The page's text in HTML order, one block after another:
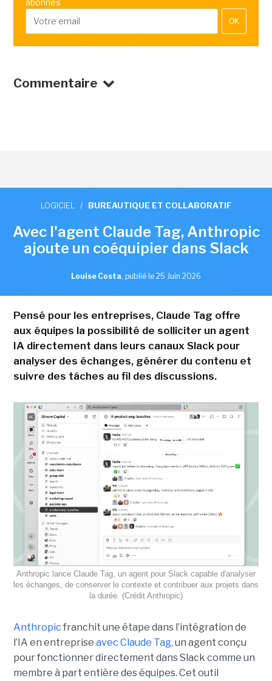
abonnés
OK
Commentaire
LOGICIEL / BUREAUTIQUE ET COLLABORATIF
Avec l'agent Claude Tag, Anthropic
ajoute un coéquipier dans Slack
Louise Costa, publié le 25 Juin 2026
Pensé pour les entreprises, Claude Tag offre
aux équipes la possibilité de solliciter un agent
IA directement dans leurs canaux Slack pour
analyser des échanges, générer du contenu et
suivre des tâches au fil des discussions.
Anthropic lance Claude Tag, un agent pour Slack capable d'analyser
les échanges, de conserver le contexte et contribuer aux projets dans
la durée. (Crédit Anthropic)
Anthropic franchit une étape dans l’intégration de
l’IA en entreprise avec Claude Tag, un agent conçu
pour fonctionner directement dans Slack comme un
membre à part entière des équipes. Cet outil